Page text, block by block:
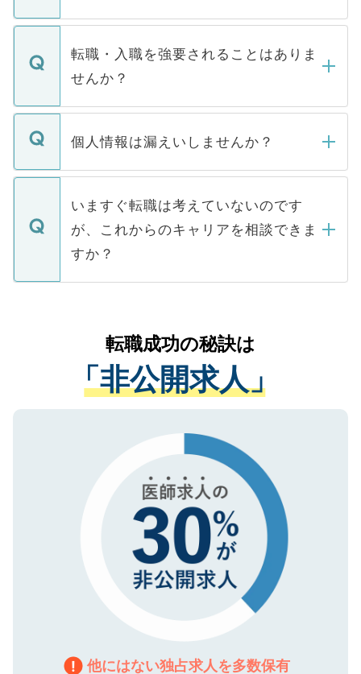
ます。通常、5営業日以内にはご連絡をせて
いただきますので、しばらくお待ちくださ
マイナビDOCTORで取り扱っている求人の
うち約3割は、Webサイトからご覧いただ
けない「非公開求人」です。非公開求人は
下記の理由によって、一般には公開してい
ません。
■応募殺到を避けるため 人気のある医療機
関を公にしてしまうと、応募が殺到する場
に、医療機関が求める条件に合った人材の
みを人材紹介会社に依頼するケースが増え
ています。
転職・入職を強要されることはありま
せんか？
転職・入職を強要することは一切ありませ
ん。また、仮に応募先から内定をいただい
定を承諾する必要はありません。内定先へ
の辞退の連絡はキャリアパートナーが行い
個人情報は漏えいしませんか？
個人情報が漏えいすることはありませんの
で、ご安心ください。当サイトからの登録
などで収集したご登録者様の個人情報は、
ご本人のキャリアアップおよび転職活動の
支援を目的に使用いたします。お預かりし
ているすべての個人データはご本人の許可
は、個人情報の取り扱いについての厳密な
管理基準を満たした事業者のみに付与され
る、プライバシーマークを取得済みです。
で、機密保持に関してもご安心ください。
いますぐ転職は考えていないのです
が、これからのキャリアを相談できま
すか？
かがいして、現在の医療機関の状況や紹介
経験をまじえながら、適切なアドバイスを
させていただきます。すぐにご転職をされ
ない方には、長期的なサポートが可能です
ので、まずはご登録ください。
転職成功の秘訣は
「非公開求人」
他にはない独占求人を多数保有